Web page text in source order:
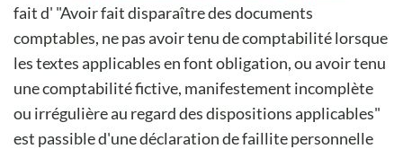
fait d' Avoir fait disparaître des documents
comptables, ne pas avoir tenu de comptabilité lorsque
les textes applicables en font obligation, ou avoir tenu
une comptabilité fictive, manifestement incomplète
ou irrégulière au regard des dispositions applicables
est passible d'une déclaration de faillite personnelle